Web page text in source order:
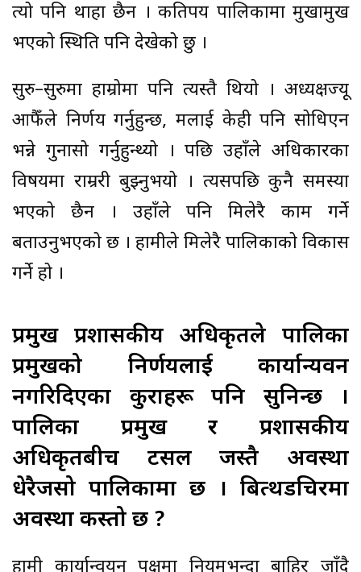
त्यो पनि थाहा छैन । कतिपय पालिकामा मुखामुख
भएको स्थिति पनि देखेको छु ।
सुरु–सुरुमा हाम्रोमा पनि त्यस्तै थियो । अध्यक्षज्यू
आफैँले निर्णय गर्नुहुन्छ, मलाई केही पनि सोधिएन
भन्ने गुनासो गर्नुहुन्थ्यो । पछि उहाँले अधिकारका
विषयमा राम्ररी बुझ्नुभयो । त्यसपछि कुनै समस्या
भएको छैन । उहाँले पनि मिलेरै काम गर्ने
बताउनुभएको छ । हामीले मिलेरै पालिकाको विकास
गर्ने हो ।
प्रमुख प्रशासकीय अधिकृतले पालिका
प्रमुखको निर्णयलाई कार्यान्यवन
नगरिदिएका कुराहरू पनि सुनिन्छ ।
पालिका प्रमुख र प्रशासकीय
अधिकृतबीच टसल जस्तै अवस्था
धेरैजसो पालिकामा छ । बित्थडचिरमा
अवस्था कस्तो छ ?